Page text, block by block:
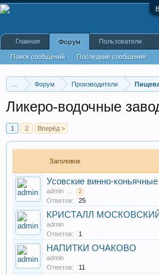
Форум Производители
Ликеро-водочные
1 2 Вперёд >
Заголовок
Усовские винно-
admin ... 2
Ответов: 25
КРИСТАЛЛ
admin
Ответов:
1
НАПИТКИ ОЧАКОВО
admin
Ответов:
11
Главная Форум
Поиск сообщений Последние сообщения
Пользователи